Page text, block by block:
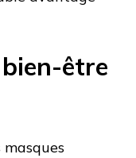
être